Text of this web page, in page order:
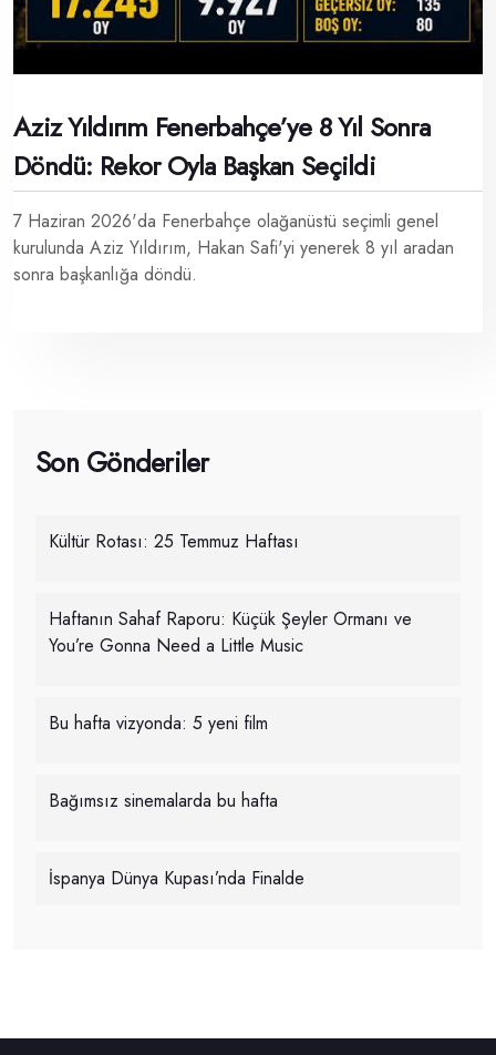
Aziz Yıldırım Fenerbahçe’ye 8 Yıl Sonra
Döndü: Rekor Oyla Başkan Seçildi
7 Haziran 2026'da Fenerbahçe olağanüstü seçimli genel
kurulunda Aziz Yıldırım, Hakan Safi'yi yenerek 8 yıl aradan
sonra başkanlığa döndü.
Son Gönderiler
Kültür Rotası: 25 Temmuz Haftası
Haftanın Sahaf Raporu: Küçük Şeyler Ormanı ve
You’re Gonna Need a Little Music
Bu hafta vizyonda: 5 yeni film
Bağımsız sinemalarda bu hafta
İspanya Dünya Kupası’nda Finalde